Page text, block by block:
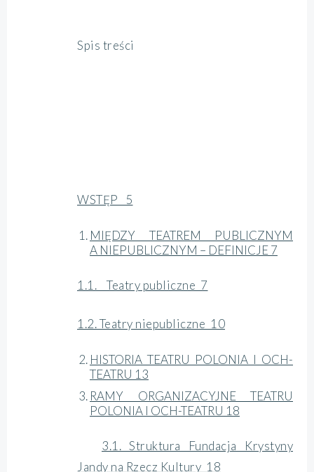
Spis treści
WSTĘP 5
MIĘDZY TEATREM PUBLICZNYM
A NIEPUBLICZNYM – DEFINICJE 7
1.1. Teatry publiczne 7
1.2. Teatry niepubliczne 10
HISTORIA TEATRU POLONIA I OCH-
TEATRU 13
RAMY ORGANIZACYJNE TEATRU
POLONIA I OCH-TEATRU 18
3.1. Struktura Fundacja Krystyny
Jandy na Rzecz Kultury 18